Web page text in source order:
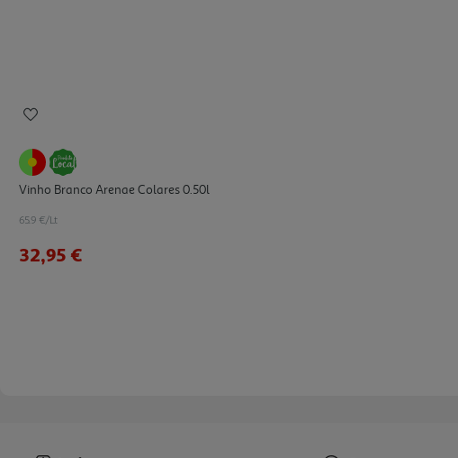
Vinho Branco Arenae Colares 0.50l
65.9 €/Lt
32,95 €